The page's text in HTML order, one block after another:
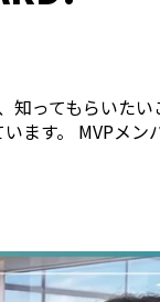
ってもらいたい
す。 MVPメン